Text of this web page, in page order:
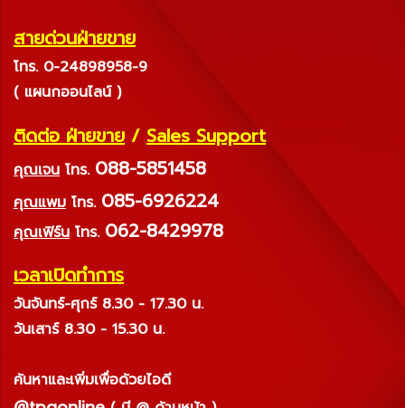
สายด่วนฝ่ายขาย
โทร. 0-24898958-9
( แผนกออนไลน์ )
ติดต่อ ฝ่ายขาย / Sales Support
คุณเจน โทร. 088-5851458
คุณแพม โทร. 085-6926224
คุณเฟิร์น โทร. 062-8429978
เวลาเปิดทำการ
วันจันทร์-ศุกร์ 8.30 - 17.30 น.
วันเสาร์ 8.30 - 15.30 น.
ค้นหาและเพิ่มเพื่อด้วยไอดี